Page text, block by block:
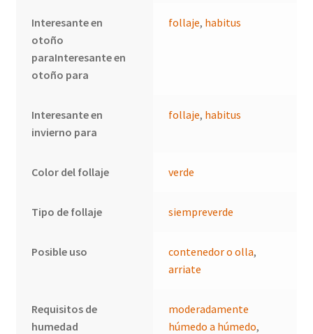
Interesante en
otoño
paraInteresante en
otoño para
follaje, habitus
Interesante en
invierno para
follaje, habitus
Color del follaje verde
Tipo de follaje siempreverde
Posible uso contenedor o olla,
arriate
Requisitos de
humedad
moderadamente
húmedo a húmedo,